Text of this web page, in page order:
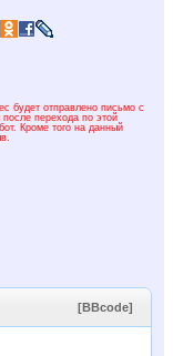
будет отправлено письмо с
после перехода по этой
Кроме того на данный
[BBcode]